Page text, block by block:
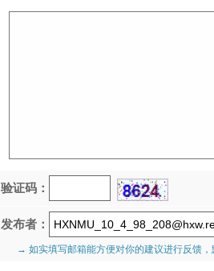
验证码：
发布者：
→ 如实填写邮箱能方便对你的建议进行反馈，